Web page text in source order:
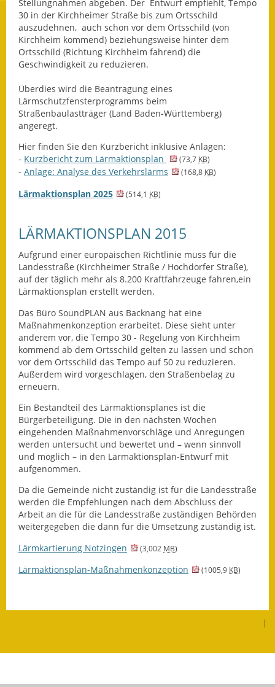
Was die Alten noch
wussten!
Wagner-Werkstatt
Informationsbroschüre
Lärmaktionsplan
Infos in Leichter Sprache
Mitteilungsblatt
Ortsplan
Straßenbau
Landesstraße
Kreisstraße
Umleitungsplan
Ausweichfahrplan
Buslinie 168
Zahlen und Fakten
Rathaus
Bauhof Notzingen
Beratungsstellen im
Dienstleistungen
Stellungnahmen abgeben. Der Entwurf empfiehlt, Tempo
30 in der Kirchheimer Straße bis zum Ortsschild
auszudehnen, auch schon vor dem Ortsschild (von
Kirchheim kommend) beziehungsweise hinter dem
Ortsschild (Richtung Kirchheim fahrend) die
Geschwindigkeit zu reduzieren.
Überdies wird die Beantragung eines
Lärmschutzfensterprogramms beim
Straßenbaulastträger (Land Baden-Württemberg)
angeregt.
Hier finden Sie den Kurzbericht inklusive Anlagen:
- Kurzbericht zum Lärmaktionsplan (73,7 KB)
- Anlage: Analyse des Verkehrslärms (168,8 KB)
Lärmaktionsplan 2025 (514,1 KB)
LÄRMAKTIONSPLAN 2015
Aufgrund einer europäischen Richtlinie muss für die
Landesstraße (Kirchheimer Straße / Hochdorfer Straße),
auf der täglich mehr als 8.200 Kraftfahrzeuge fahren,ein
Lärmaktionsplan erstellt werden.
Das Büro SoundPLAN aus Backnang hat eine
Maßnahmenkonzeption erarbeitet. Diese sieht unter
anderem vor, die Tempo 30 - Regelung von Kirchheim
kommend ab dem Ortsschild gelten zu lassen und schon
vor dem Ortsschild das Tempo auf 50 zu reduzieren.
Außerdem wird vorgeschlagen, den Straßenbelag zu
erneuern.
Ein Bestandteil des Lärmaktionsplanes ist die
Bürgerbeteiligung. Die in den nächsten Wochen
eingehenden Maßnahmenvorschläge und Anregungen
werden untersucht und bewertet und – wenn sinnvoll
und möglich – in den Lärmaktionsplan-Entwurf mit
aufgenommen.
Da die Gemeinde nicht zuständig ist für die Landesstraße
werden die Empfehlungen nach dem Abschluss der
Arbeit an die für die Landesstraße zuständigen Behörden
weitergegeben die dann für die Umsetzung zuständig ist.
Lärmkartierung Notzingen
(3,002 MB)
Lärmaktionsplan-Maßnahmenkonzeption (1005,9 KB)
|